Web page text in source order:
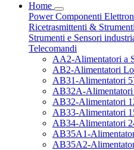
Home
PowerComponenti
Ricetrasmittenti & Strumenti
Strumenti e Sensori
Telecomandi
AA2-Alimentatori a
AB2-Alimentatori
AB31-Alimentatori
AB32A-
AB32-Alimentatori
AB33-Alimentatori
AB34-Alimentatori
AB35A1-
AB35A2-